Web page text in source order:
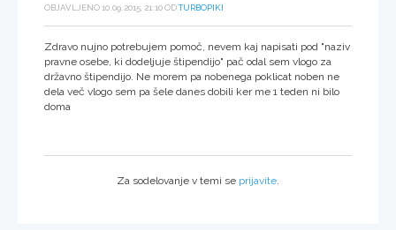
OBJAVLJENO 10.09.2015, 21:10 ODTURBOPIKI
Zdravo nujno potrebujem pomoč, nevem kaj napisati pod "naziv
pravne osebe, ki dodeljuje štipendijo" pač odal sem vlogo za
državno štipendijo. Ne morem pa nobenega poklicat noben ne
dela več vlogo sem pa šele danes dobili ker me 1 teden ni bilo
doma
Za sodelovanje v temi se prijavite